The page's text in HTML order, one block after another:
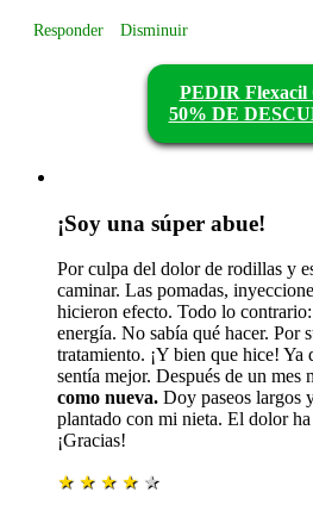
Responder Disminuir
PEDIR Flexacil
50% DE
¡Soy una súper abue!
Por culpa del dolor de rodillas y
caminar. Las pomadas,
hicieron efecto. Todo lo
energía. No sabía qué hacer. Por
tratamiento. ¡Y bien que hice! Ya
sentía mejor. Después de un mes
como nueva. Doy paseos largos
plantado con mi nieta. El dolor
¡Gracias!
★ ★ ★ ★ ★